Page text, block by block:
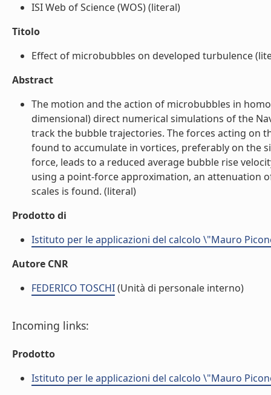
ISI Web of Science (WOS) (literal)
Titolo
Effect of microbubbles on developed turbulence
Abstract
The motion and the action of microbubbles in
dimensional) direct numerical simulations of the
track the bubble trajectories. The forces acting on
found to accumulate in vortices, preferably on the
force, leads to a reduced average bubble rise
using a point-force approximation, an attenuation
scales is found. (literal)
Prodotto di
Istituto per le applicazioni del calcolo \"Mauro
Autore CNR
FEDERICO TOSCHI(Unità di personale interno)
Incoming links:
Prodotto
Istituto per le applicazioni del calcolo \"Mauro